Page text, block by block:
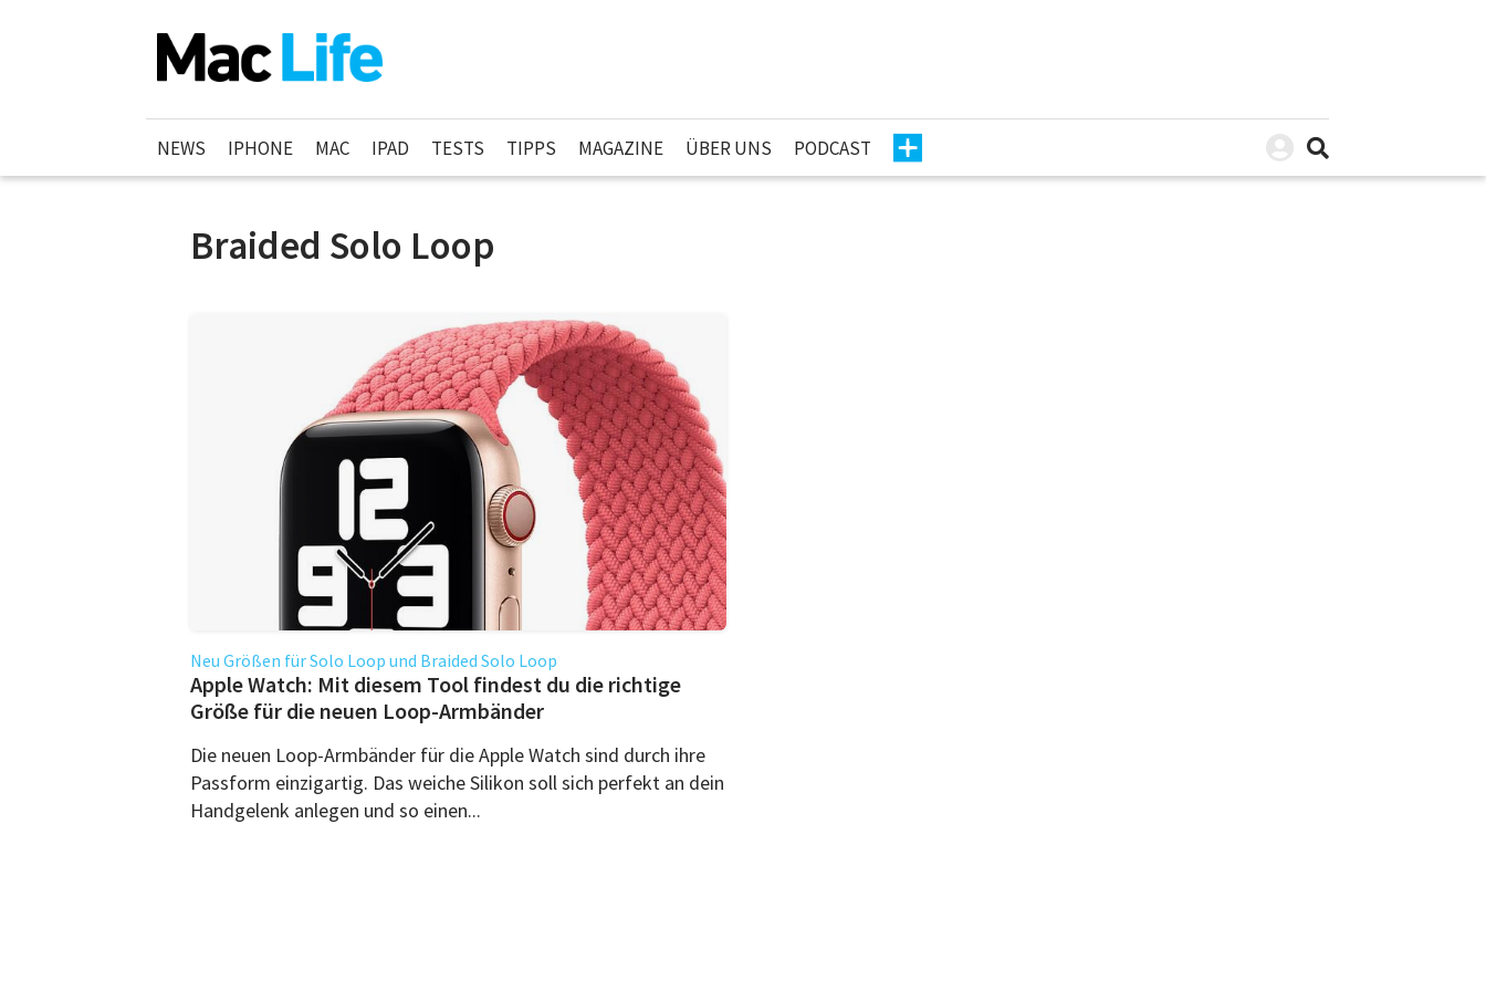
NEWS IPHONE MAC IPAD TESTS TIPPS MAGAZINE ÜBER UNS PODCAST
Braided Solo Loop
Neu Größen für Solo Loop und Braided Solo Loop
Apple Watch: Mit diesem Tool findest du die richtige
Größe für die neuen Loop-Armbänder
Die neuen Loop-Armbänder für die Apple Watch sind durch ihre
Passform einzigartig. Das weiche Silikon soll sich perfekt an dein
Handgelenk anlegen und so einen...